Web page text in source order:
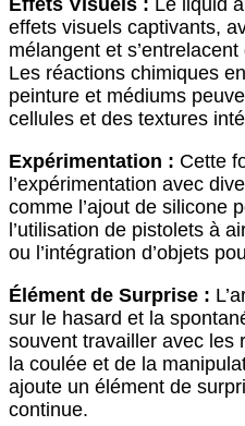
effets visuels captivants,
mélangent et
Les réactions chimiques
peinture et médiums
cellules et des textures
Expérimentation : Cette
l’expérimentation avec
comme l’ajout de silicone
l’utilisation de pistolets à
ou l’intégration d’objets
Élément de Surprise :
sur le hasard et la
souvent travailler avec les
la coulée et de la
ajoute un élément de
continue.